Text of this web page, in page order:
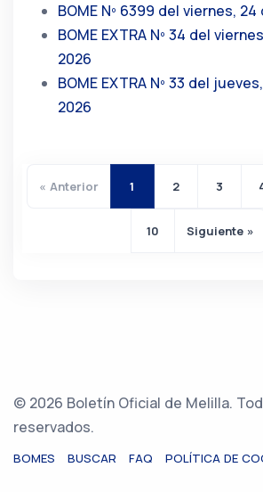
BOME Nº 6399 del viernes,
BOME EXTRA Nº 34 del
2026
BOME EXTRA Nº 33 del
2026
« Anterior 1 2 3
10 Siguiente »
© 2026 Boletín Oficial de Melilla.
reservados.
BOMES BUSCAR FAQ POLÍTICA DE